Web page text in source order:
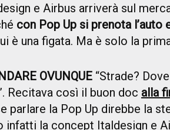
e Airbus arriverà sul
con Pop Up si prenota l’auto
è una figata. Ma è solo la
OVUNQUE “Strade?
Recitava così il buon doc alla
parlare la Pop Up direbbe la
infatti la concept Italdesign e